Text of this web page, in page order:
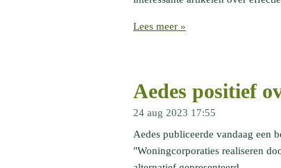
Lees meer »
Aedes positief
24 aug 2023 17:55
Aedes publiceerde vandaag een
"Woningcorporaties realiseren